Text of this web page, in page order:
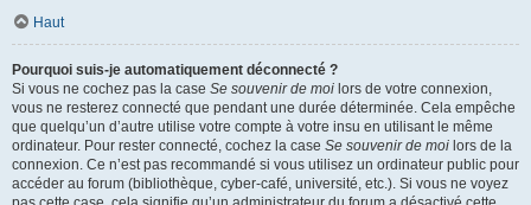
Haut
Pourquoi suis-je automatiquement déconnecté ?
Si vous ne cochez pas la case Se souvenir de moi lors de votre connexion,
vous ne resterez connecté que pendant une durée déterminée. Cela empêche
que quelqu’un d’autre utilise votre compte à votre insu en utilisant le même
ordinateur. Pour rester connecté, cochez la case Se souvenir de moi lors de la
connexion. Ce n’est pas recommandé si vous utilisez un ordinateur public pour
accéder au forum (bibliothèque, cyber-café, université, etc.). Si vous ne voyez